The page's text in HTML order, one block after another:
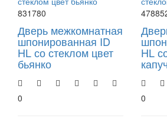
831780
Дверь межкомнатная
шпонированная ID
HL со стеклом цвет
бьянко
0
HL
0